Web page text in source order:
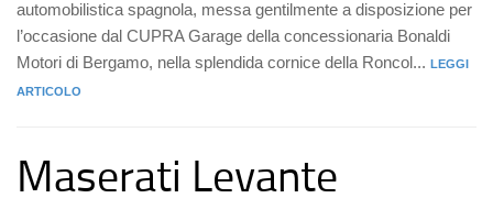
automobilistica spagnola, messa gentilmente a disposizione per
l’occasione dal CUPRA Garage della concessionaria Bonaldi
Motori di Bergamo, nella splendida cornice della Roncol... LEGGI
ARTICOLO
Maserati Levante